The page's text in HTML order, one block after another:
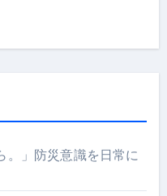
。」防災意識を日常に